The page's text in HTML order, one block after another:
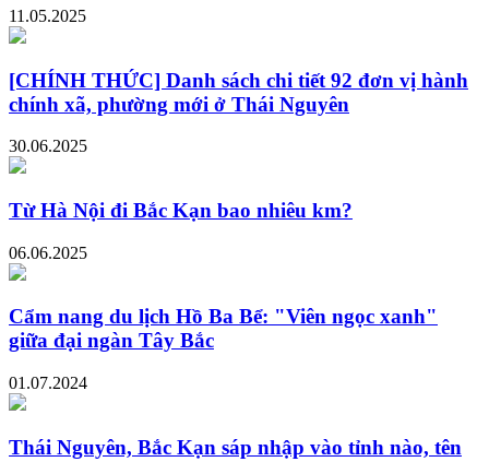
11.05.2025
[CHÍNH THỨC] Danh sách chi tiết 92 đơn vị hành
chính xã, phường mới ở Thái Nguyên
30.06.2025
Từ Hà Nội đi Bắc Kạn bao nhiêu km?
06.06.2025
Cẩm nang du lịch Hồ Ba Bể: "Viên ngọc xanh"
giữa đại ngàn Tây Bắc
01.07.2024
Thái Nguyên, Bắc Kạn sáp nhập vào tỉnh nào, tên